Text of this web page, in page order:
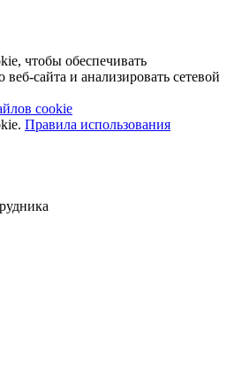
чтобы обеспечивать
сайта и анализировать сетевой
cookie
Правила использования